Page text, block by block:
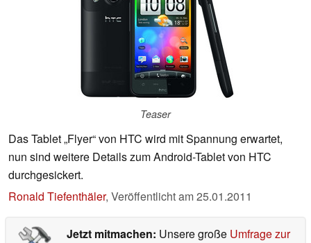
Teaser
Das Tablet „Flyer“ von HTC wird mit Spannung erwartet,
nun sind weitere Details zum Android-Tablet von HTC
durchgesickert.
Ronald Tiefenthäler, Veröffentlicht am25.01.2011
Jetzt mitmachen: Unsere große Umfrage zur